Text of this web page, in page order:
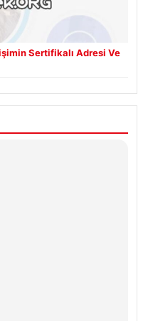
Sertifikalı Adresi Ve